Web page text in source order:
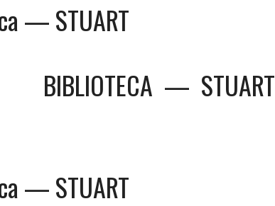
— STUART
BIBLIOTECA — STUART
— STUART